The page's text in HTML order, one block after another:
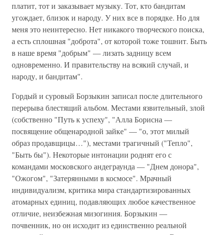
платит, тот и заказывает музыку. Тот, кто бандитам
угождает, близок и народу. У них все в порядке. Но для
меня это неинтересно. Нет никакого творческого поиска,
а есть сплошная "доброта", от которой тоже тошнит. Быть
в наше время "добрым" — лизать задницу всем
одновременно. И правительству на всякий случай, и
народу, и бандитам".
Гордый и суровый Борзыкин записал после длительного
перерыва блестящий альбом. Местами язвительный, злой
(собственно "Путь к успеху", "Алла Борисна —
посвящение общенародной зайке" — "о, этот милый
образ продавщицы…"), местами трагичный ("Тепло",
"Быть бы"). Некоторые интонации роднят его с
командами московского андеграунда — "Днем донора",
"Ожогом", "Затерянными в космосе". Мрачный
индивидуализм, критика мира стандартизированных
атомарных единиц, подавляющих любое качественное
отличие, неизбежная мизогиния. Борзыкин —
почвенник, но он исходит из единственно реальной